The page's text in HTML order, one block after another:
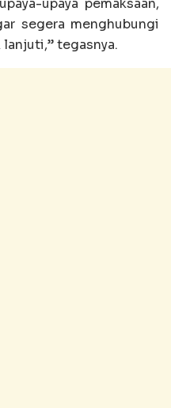
upaya pemaksaan,
segera menghubungi
tegasnya.